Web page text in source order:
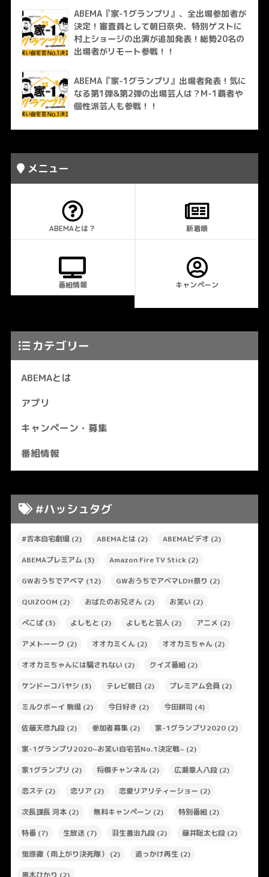
ABEMA『家-1グランプリ』、全出場参加者が
決定！審査員として朝日奈央、特別ゲストに
村上ショージの出演が追加発表！総勢20名の
出場者がリモート参戦！！
ABEMA『家-1グランプリ』出場者発表！気に
なる第1弾&第2弾の出場芸人は？M-1覇者や
個性派芸人も参戦！！
メニュー
ABEMAとは？ 新着順
番組情報 キャンペーン
カテゴリー
ABEMAとは
アプリ
キャンペーン・募集
番組情報
#ハッシュタグ
#吉本自宅劇場(2) ABEMAとは (2) ABEMAビデオ (2)
ABEMAプレミアム (3) Amazon Fire TV Stick(2)
GWおうちでアベマ (12) GWおうちでアベマLDH祭り (2)
QUIZOOM (2) おばたのお兄さん (2) お笑い (2)
ぺこぱ(3) よしもと (2) よしもと芸人(2) アニメ (2)
アメトーーク (2) オオカミくん (2) オオカミちゃん (2)
オオカミちゃんには騙されない (2) クイズ番組(2)
ケンドーコバヤシ (3) テレビ朝日 (2) プレミアム会員 (2)
ミルクボーイ 駒場(2) 今日好き (2) 今田耕司 (4)
佐藤天彦九段(2) 参加者募集(2) 家-1グランプリ2020(2)
家-1グランプリ2020~お笑い自宅芸No.1決定戦~(2)
家1グランプリ (2) 将棋チャンネル(2) 広瀬章人八段(2)
恋ステ (2) 恋リア (2) 恋愛リアリティーショー (2)
次長課長 河本(2) 無料キャンペーン (2) 特別番組(2)
特番(7) 生放送 (7) 羽生善治九段(2) 藤井聡太七段(2)
蛍原徹（雨上がり決死隊） (2) 追っかけ再生 (2)
黒木ひかり (2)